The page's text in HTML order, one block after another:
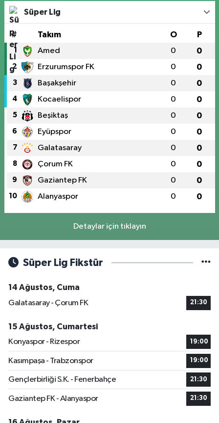
Süper Lig
# Takım O P
1 Amed 0 0
2 Erzurumspor FK 0 0
3 Başakşehir 0 0
4 Kocaelispor 0 0
5 Beşiktaş 0 0
6 Eyüpspor 0 0
7 Galatasaray 0 0
8 Çorum FK 0 0
9 Gaziantep FK 0 0
10 Alanyaspor 0 0
Detaylar için tıklayın
Süper Lig Fikstür
14 Ağustos, Cuma
Galatasaray - Çorum FK
21:30
15 Ağustos, Cumartesi
Konyaspor - Rizespor
19:00
Kasımpaşa - Trabzonspor 19:00
Gençlerbirliği S.K. - Fenerbahçe 21:30
Gaziantep FK - Alanyaspor 21:30